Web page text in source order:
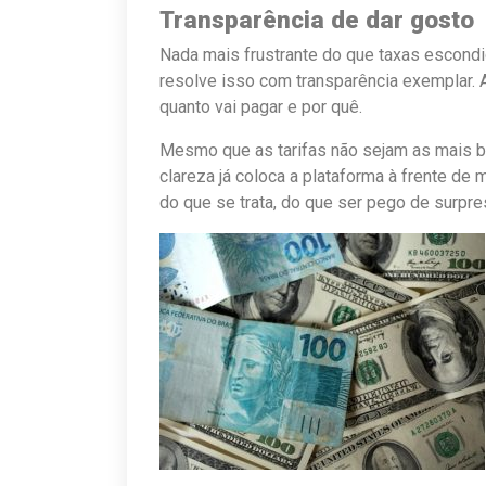
Transparência de dar gosto
Nada mais frustrante do que taxas
resolve isso com transparência exemplar.
quanto vai pagar e por quê.
Mesmo que as tarifas não sejam as mais
clareza já coloca a plataforma à frente de
do que se trata, do que ser pego de